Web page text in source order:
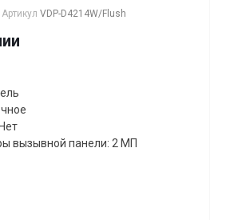
Артикул VDP-D4214W/Flush
вызывной панели: 2 МП